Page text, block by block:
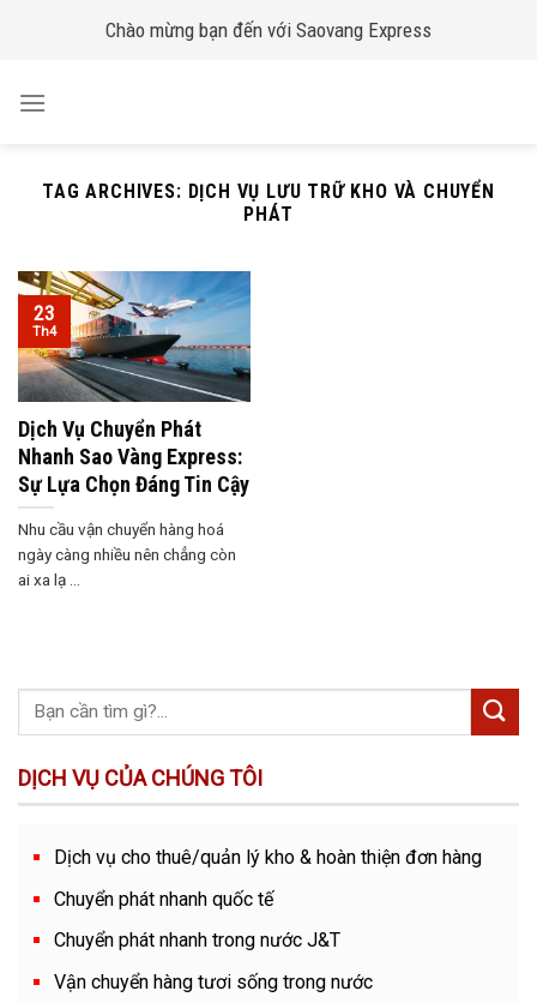
Chào mừng bạn đến với Saovang Express
TAG ARCHIVES: DỊCH VỤ LƯU TRỮ KHO VÀ CHUYỂN
PHÁT
Dịch Vụ Chuyển Phát
Nhanh Sao Vàng Express:
Sự Lựa Chọn Đáng Tin Cậy
Nhu cầu vận chuyển hàng hoá
ngày càng nhiều nên chẳng còn
ai xa lạ ...
23
Th4
DỊCH VỤ CỦA CHÚNG TÔI
Dịch vụ cho thuê/quản lý kho & hoàn thiện đơn hàng
Chuyển phát nhanh quốc tế
Chuyển phát nhanh trong nước J&T
Vận chuyển hàng tươi sống trong nước